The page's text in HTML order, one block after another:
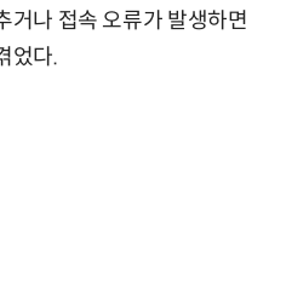
거나 접속 오류가 발생하면
었다.